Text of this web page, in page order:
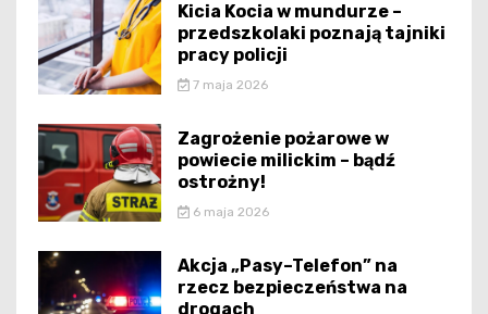
Kicia Kocia w mundurze –
przedszkolaki poznają tajniki
pracy policji
7 maja 2026
Zagrożenie pożarowe w
powiecie milickim – bądź
ostrożny!
6 maja 2026
Akcja „Pasy–Telefon” na
rzecz bezpieczeństwa na
drogach